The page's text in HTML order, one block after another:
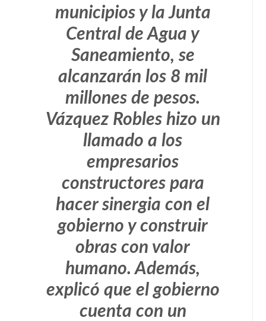
municipios y la Junta
Central de Agua y
Saneamiento, se
alcanzarán los 8 mil
millones de pesos.
Vázquez Robles hizo un
llamado a los
empresarios
constructores para
hacer sinergia con el
gobierno y construir
obras con valor
humano. Además,
explicó que el gobierno
cuenta con un